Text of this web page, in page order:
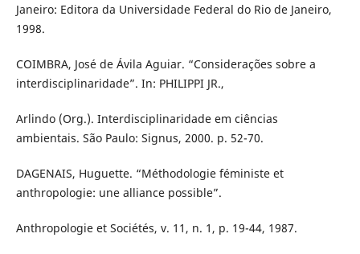
Janeiro: Editora da Universidade Federal do Rio de Janeiro,
1998.
COIMBRA, José de Ávila Aguiar. “Considerações sobre a
interdisciplinaridade”. In: PHILIPPI JR.,
Arlindo (Org.). Interdisciplinaridade em ciências
ambientais. São Paulo: Signus, 2000. p. 52-70.
DAGENAIS, Huguette. “Méthodologie féministe et
anthropologie: une alliance possible”.
Anthropologie et Sociétés, v. 11, n. 1, p. 19-44, 1987.